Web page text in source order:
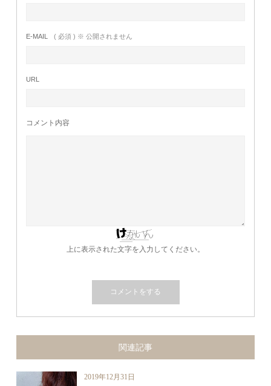
E-MAIL ( 必須 ) ※ 公開されません
URL
コメント内容
上に表示された文字を入力してください。
関連記事
2019年12月31日